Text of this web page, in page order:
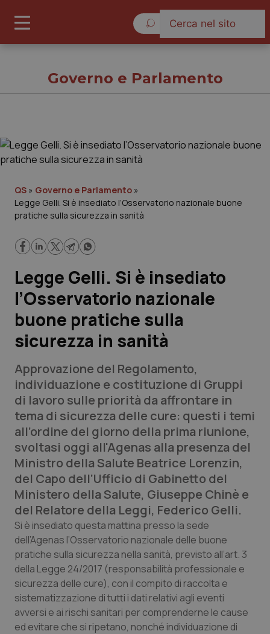
Governo e Parlamento
Regioni e Asl
Lavoro e Professioni
Scienza e Farmaci
Studi e Analisi
Lettere al direttore
Edizioni Regionali
QS Pro
Professionisti Sanitari.AI
Abruzzo
Basilicata
Calabria
Campania
Emilia-Romagna
QS Pro Gold
Artrite & artrosi
Asma & BPCO
Car-T
Colesterolo & coronaropatie
QS Club Newsletter
Governo e Parlamento
QS » Governo e Parlamento »
Legge Gelli. Si è insediato l’Osservatorio nazionale buone
pratiche sulla sicurezza in sanità
Legge Gelli. Si è insediato
l’Osservatorio nazionale
buone pratiche sulla
sicurezza in sanità
Approvazione del Regolamento,
individuazione e costituzione di Gruppi
di lavoro sulle priorità da affrontare in
tema di sicurezza delle cure: questi i temi
all’ordine del giorno della prima riunione,
svoltasi oggi all'Agenas alla presenza del
Ministro della Salute Beatrice Lorenzin,
del Capo dell’Ufficio di Gabinetto del
Ministero della Salute, Giuseppe Chinè e
del Relatore della Leggi, Federico Gelli.
Si è insediato questa mattina presso la sede
dell’Agenas l’Osservatorio nazionale delle buone
pratiche sulla sicurezza nella sanità, previsto all’art. 3
della Legge 24/2017 (responsabilità professionale e
sicurezza delle cure), con il compito di raccolta e
sistematizzazione di tutti i dati relativi agli eventi
avversi e ai rischi sanitari per comprenderne le cause
ed evitare che si ripetano, nonché individuazione di